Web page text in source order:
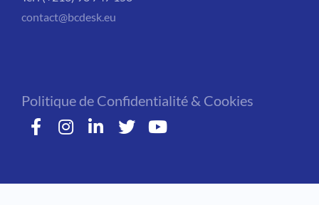
contact@bcdesk.eu
Politique de Confidentialité & Cookies